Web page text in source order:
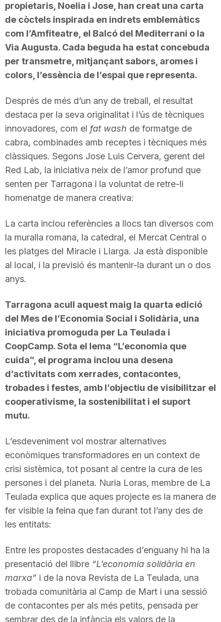
propietaris, Noelia i Jose, han creat una carta
de còctels inspirada en indrets emblemàtics
com l’Amfiteatre, el Balcó del Mediterrani o la
Via Augusta. Cada beguda ha estat concebuda
per transmetre, mitjançant sabors, aromes i
colors, l’essència de l’espai que representa.
Després de més d’un any de treball, el resultat
destaca per la seva originalitat i l’ús de tècniques
innovadores, com el fat wash de formatge de
cabra, combinades amb receptes i tècniques més
clàssiques. Segons Jose Luis Cervera, gerent del
Red Lab, la iniciativa neix de l’amor profund que
senten per Tarragona i la voluntat de retre-li
homenatge de manera creativa:
La carta inclou referències a llocs tan diversos com
la muralla romana, la catedral, el Mercat Central o
les platges del Miracle i Llarga. Ja està disponible
al local, i la previsió és mantenir-la durant un o dos
anys.
Tarragona acull aquest maig la quarta edició
del Mes de l’Economia Social i Solidària, una
iniciativa promoguda per La Teulada i
CoopCamp. Sota el lema “L’economia que
cuida”, el programa inclou una desena
d’activitats com xerrades, contacontes,
trobades i festes, amb l’objectiu de visibilitzar el
cooperativisme, la sostenibilitat i el suport
mutu.
L’esdeveniment vol mostrar alternatives
econòmiques transformadores en un context de
crisi sistèmica, tot posant al centre la cura de les
persones i del planeta. Nuria Loras, membre de La
Teulada explica que aques projecte es la manera de
fer visible la feina que fan durant tot l’any des de
les entitats:
Entre les propostes destacades d’enguany hi ha la
presentació del llibre “L’economia solidària en
marxa” i de la nova Revista de La Teulada, una
trobada comunitària al Camp de Mart i una sessió
de contacontes per als més petits, pensada per
sembrar des de la infància els valors de la